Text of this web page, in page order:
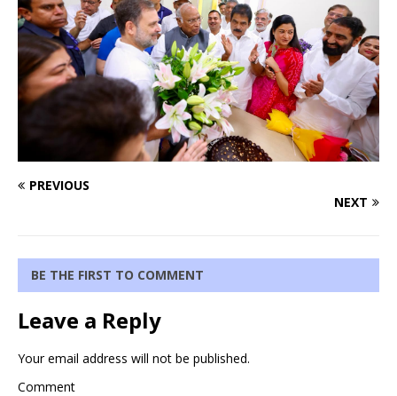
PREVIOUS
NEXT
BE THE FIRST TO COMMENT
Leave a Reply
Your email address will not be published.
Comment